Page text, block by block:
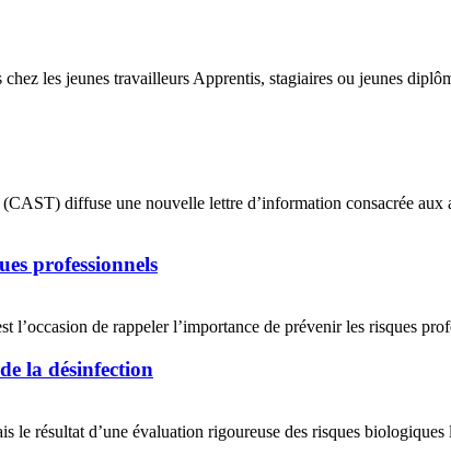
les jeunes travailleurs Apprentis, stagiaires ou jeunes
diffuse une nouvelle lettre d’information consacrée
professionnels
l’occasion de rappeler l’importance de prévenir les risques
la désinfection
le résultat d’une évaluation rigoureuse des risques